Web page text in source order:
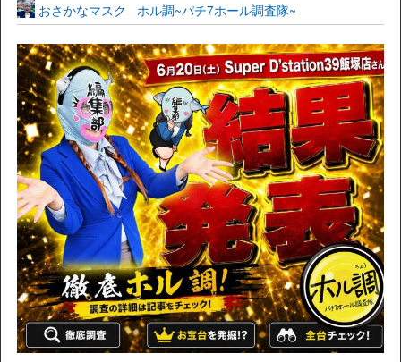
おさかなマスク ホル調~パチ7ホール調査隊~